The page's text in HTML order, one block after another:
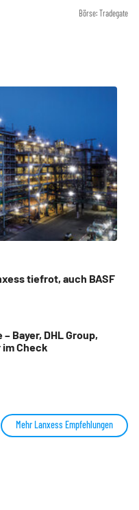
Börse: Tradegate
tiefrot, auch BASF
Bayer, DHL Group,
im Check
Mehr Lanxess Empfehlungen